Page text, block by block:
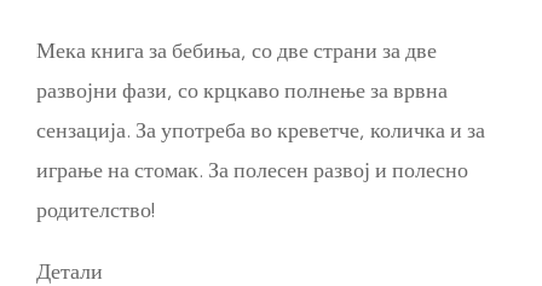
Мека книга за бебиња, со две страни за две
развојни фази, со крцкаво полнење за врвна
сензација. За употреба во креветче, количка и за
играње на стомак. За полесен развој и полесно
родителство!
Детали